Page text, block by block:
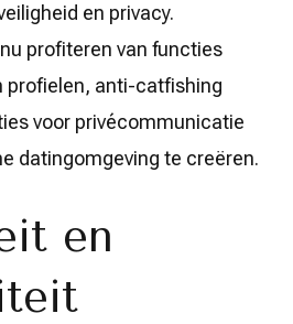
en privacy.
profiteren van functies
profielen, anti-catfishing
voor privécommunicatie
datingomgeving te creëren.
en